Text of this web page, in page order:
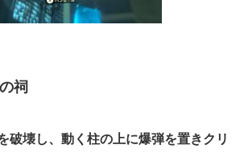
祠
破壊し、動く柱の上に爆弾を置きクリ